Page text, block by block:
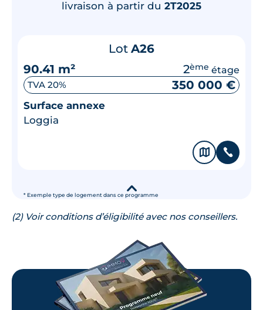
* Exemple type de logement dans ce programme
livraison à partir du 2T2025
Lot A26
90.41 m²
2ème étage
TVA 20% 350 000 €
Surface annexe
Loggia
🗞 📞
▾
(2) Voir conditions d’éligibilité avec nos conseillers.